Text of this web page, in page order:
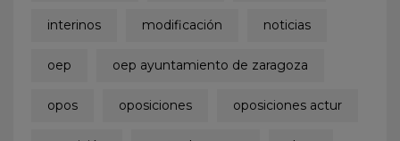
interinos modificación noticias
oep oep ayuntamiento de zaragoza
opos oposiciones oposiciones actur